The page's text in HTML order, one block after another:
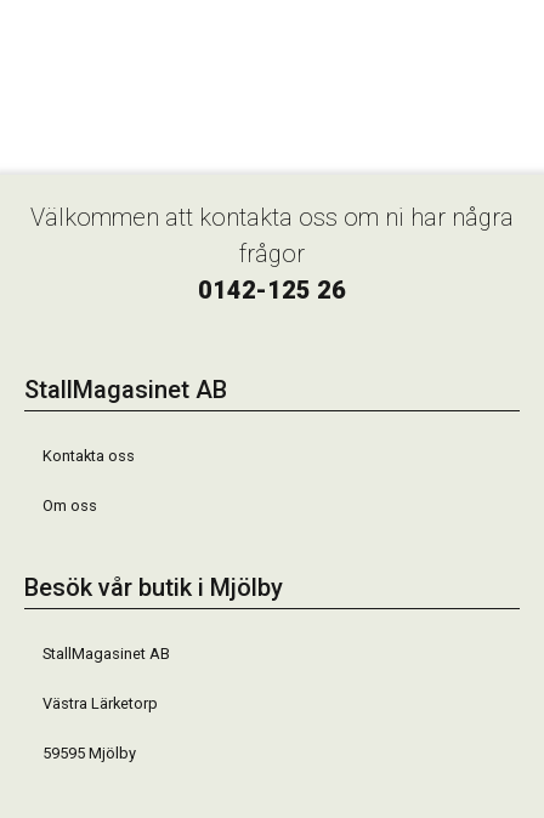
Välkommen att kontakta oss om ni har några
frågor
0142-125 26
StallMagasinet AB
Kontakta oss
Om oss
Besök vår butik i Mjölby
StallMagasinet AB
Västra Lärketorp
59595 Mjölby